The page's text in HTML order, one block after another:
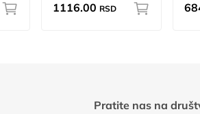
1116.00 RSD
Pratite nas na